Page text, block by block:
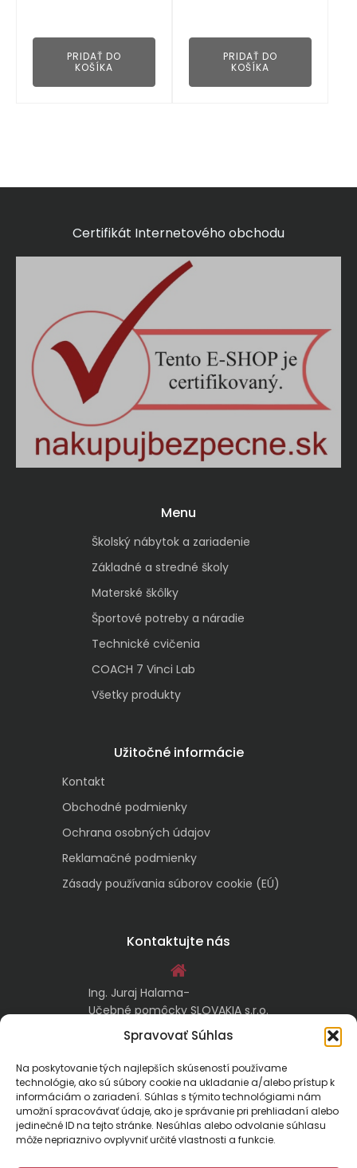
Spravovať Súhlas
Na poskytovanie tých najlepších skúseností používame
technológie, ako sú súbory cookie na ukladanie a/alebo prístup k
informáciám o zariadení. Súhlas s týmito technológiami nám
umožní spracovávať údaje, ako je správanie pri prehliadaní alebo
jedinečné ID na tejto stránke. Nesúhlas alebo odvolanie súhlasu
môže nepriaznivo ovplyvniť určité vlastnosti a funkcie.
PRIDAŤ DO
KOŠÍKA
PRIDAŤ DO
KOŠÍKA
Certifikát Internetového obchodu
Menu
Školský nábytok a zariadenie
Základné a stredné školy
Materské škôlky
Športové potreby a náradie
Technické cvičenia
COACH 7 Vinci Lab
Všetky produkty
Užitočné informácie
Kontakt
Obchodné podmienky
Ochrana osobných údajov
Reklamačné podmienky
Zásady používania súborov cookie (EÚ)
Kontaktujte nás
Ing. Juraj Halama-
Učebné pomôcky SLOVAKIA s.r.o.
Malachovská 17/A
974 05 Banská Bystrica
kontakt@ucebnepomockyslovakia.sk
0917 797 357, 048/410 18 88